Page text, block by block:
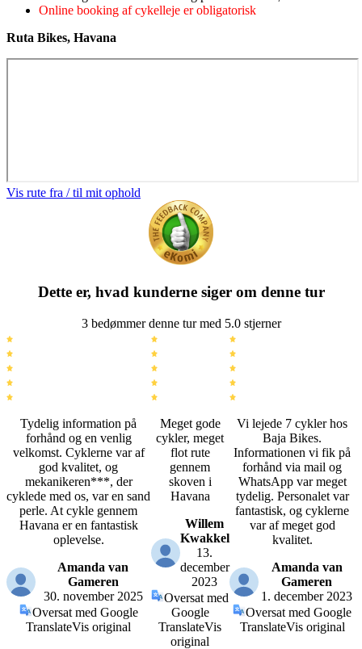
Online booking af cykelleje er obligatorisk
Ruta Bikes, Havana
Vis rute fra / til mit ophold
Dette er, hvad kunderne siger om denne tur
3 bedømmer denne tur med 5.0 stjerner
Tydelig information på
forhånd og en venlig
velkomst. Cyklerne var af
god kvalitet, og
mekanikeren***, der
cyklede med os, var en sand
perle. At cykle gennem
Havana er en fantastisk
oplevelse.
Amanda van
Gameren
30. november 2025
Oversat med Google
TranslateVis original
Meget gode
cykler, meget
flot rute
gennem
skoven i
Havana
Willem
Kwakkel
13.
december
2023
Oversat med
Google
TranslateVis
original
Vi lejede 7 cykler hos
Baja Bikes.
Informationen vi fik på
forhånd via mail og
WhatsApp var meget
tydelig. Personalet var
fantastisk, og cyklerne
var af meget god
kvalitet.
Amanda van
Gameren
1. december 2023
Oversat med Google
TranslateVis original